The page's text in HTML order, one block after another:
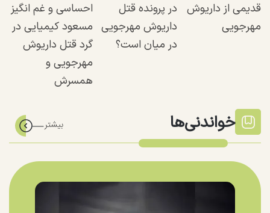
قدیمی از داریوش
مهرجویی
در پرونده قتل
داریوش مهرجویی
در میان است؟
احساسی و غم انگیز
مسعود کیمیایی در
گرد قتل داریوش
مهرجویی و
همسرش
خواندنی‌ها